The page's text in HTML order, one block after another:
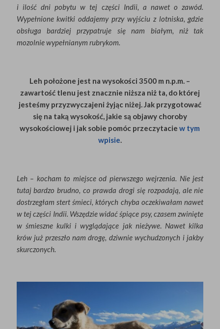
i ilość dni pobytu w tej części Indii, a nawet o zawód.
Wypełnione kwitki oddajemy przy wyjściu z lotniska, gdzie
obsługa bardziej przypatruje się nam białym, niż tak
mozolnie wypełnianym rubrykom.
Leh położone jest na wysokości 3500 m n.p.m. –
zawartość tlenu jest znacznie niższa niż ta, do której
jesteśmy przyzwyczajeni żyjąc niżej. Jak przygotować
się na taką wysokość, jakie są objawy choroby
wysokościowej i jak sobie pomóc przeczytaciew tym
wpisie.
Leh – kocham to miejsce od pierwszego wejrzenia. Nie jest
tutaj bardzo brudno, co prawda drogi się rozpadają, ale nie
dostrzegłam stert śmieci, których chyba oczekiwałam nawet
w tej części Indii. Wszędzie widać śpiące psy, czasem zwinięte
w śmieszne kulki i wyglądające jak nieżywe. Nawet kilka
krów już przeszło nam drogę, dziwnie wychudzonych i jakby
skurczonych.